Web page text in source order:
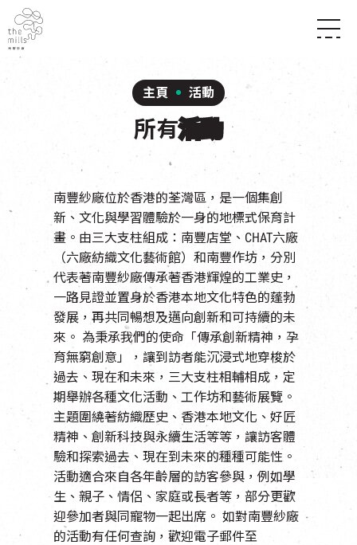
所有活動
展覽
導賞團
活化與保育
走進南豐紗廠
CHAT六廠
南豐作坊
其他體驗
到訪我們
開放時間及位置
穿梭巴士服務
停車場
NF TOUCH
簡
主頁 活動
所有活動
南豐紗廠位於香港的荃灣區，是一個集創
新、文化與學習體驗於一身的地標式保育計
畫。 由三大支柱組成：南豐店堂、CHAT六廠
（六廠紡織文化藝術館）和南豐作坊，分別
代表著南豐紗廠傳承著香港輝煌的工業史，
一路見證並置身於香港本地文化特色的蓬勃
發展，再共同暢想及邁向創新和可持續的未
來。 為秉承我們的使命「傳承創新精神，孕
育無窮創意」，讓到訪者能沉浸式地穿梭於
過去、現在和未來，三大支柱相輔相成，定
期舉辦各種文化活動、工作坊和藝術展覽。
主題圍繞著紡織歷史、香港本地文化、好匠
精神、創新科技與永續生活等等，讓訪客體
驗和探索過去、現在到未來的種種可能性。
活動適合來自各年齡層的訪客參與，例如學
生、親子、情侶、家庭或長者等，部分更歡
迎參加者與同寵物一起出席。 如對南豐紗廠
的活動有任何查詢，歡迎電子郵件至